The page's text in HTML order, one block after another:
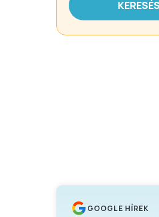
KERESÉS
GOOGLE HÍREK